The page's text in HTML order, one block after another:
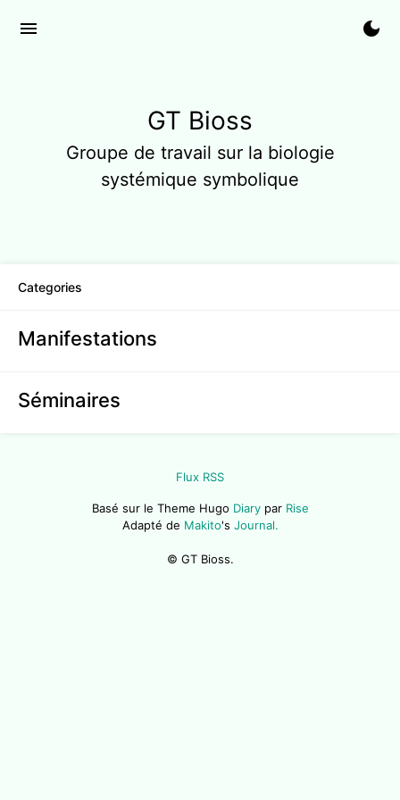
menu dark_mode
GT Bioss
Groupe de travail sur la biologie
systémique symbolique
Categories
Manifestations
Séminaires
Flux RSS
Basé sur le Theme Hugo Diarypar Rise
Adapté de Makito's Journal.
© GT Bioss.